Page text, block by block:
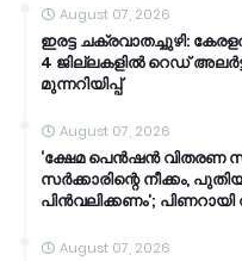
August 07, 2026
ഇരട്ട ചക്രവാതച്ചുഴി:
4 ജില്ലകളിൽ റെഡ്
മുന്നറിയിപ്പ്
August 07, 2026
‘ക്ഷേമ പെൻഷൻ വിതരണ
സർക്കാരിന്റെ നീക്കം,
പിൻവലിക്കണം’;
August 07, 2026